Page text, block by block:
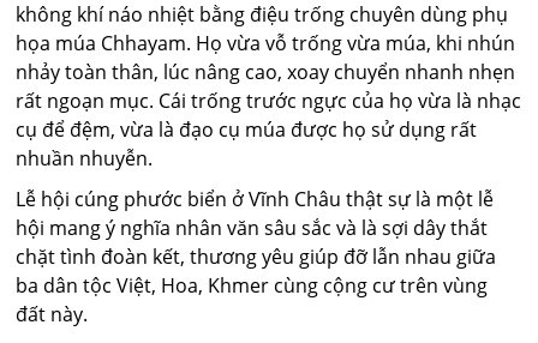
không khí náo nhiệt bằng điệu trống chuyên dùng phụ
họa múa Chhayam. Họ vừa vỗ trống vừa múa, khi nhún
nhảy toàn thân, lúc nâng cao, xoay chuyển nhanh nhẹn
rất ngoạn mục. Cái trống trước ngực của họ vừa là nhạc
cụ để đệm, vừa là đạo cụ múa được họ sử dụng rất
nhuần nhuyễn.
Lễ hội cúng phước biển ở Vĩnh Châu thật sự là một lễ
hội mang ý nghĩa nhân văn sâu sắc và là sợi dây thắt
chặt tình đoàn kết, thương yêu giúp đỡ lẫn nhau giữa
ba dân tộc Việt, Hoa, Khmer cùng cộng cư trên vùng
đất này.